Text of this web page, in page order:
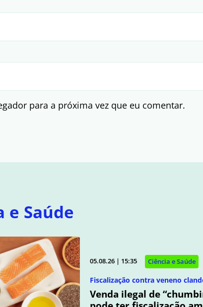
para a próxima vez que eu comentar.
e Saúde
05.08.26 | 15:35 Ciência e Saúde
Fiscalização contra veneno
Venda ilegal de